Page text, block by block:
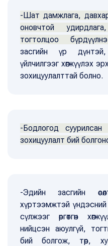
-Шат дамжлага,
оновчтой
тогтолцоо
засгийн үр
үйлчилгээг хөгжүүлэх
зохицуулалттай болно.
-Бодлогод суурилсан
зохицуулалт бий
-Эдийн засгийн
хүртээмжтэй
сүлжээг өргөтгөн
нийцсэн аюулгүй,
бий болгож, төр,